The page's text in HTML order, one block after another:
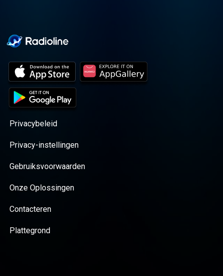
Privacybeleid
Privacy-instellingen
Gebruiksvoorwaarden
Onze Oplossingen
Contacteren
Plattegrond